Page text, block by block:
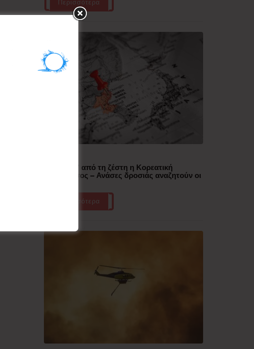
Περισσότερα
“Έλιωσε” από τη ζέστη η Κορεατική
Χερσόνησος – Ανάσες δροσιάς αναζητούν οι
Περισσότερα